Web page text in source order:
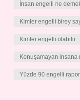
İnsan engelli ne
Kimler engelli birey
Kimler engelli olabilir
Konuşamayan insana
Yüzde 90 engelli